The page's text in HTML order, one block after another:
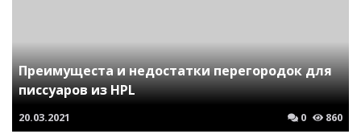
Преимущеста и недостатки перегородок для
писсуаров из HPL
20.03.2021 0 860